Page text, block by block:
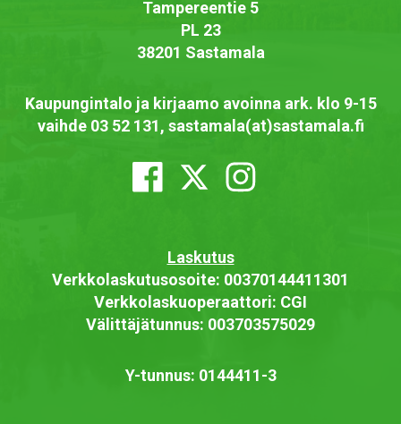
Tampereentie 5
PL 23
38201 Sastamala
Kaupungintalo ja kirjaamo avoinna ark. klo 9-15
vaihde 03 52 131, sastamala(at)sastamala.fi
Laskutus
Verkkolaskutusosoite: 00370144411301
Verkkolaskuoperaattori: CGI
Välittäjätunnus: 003703575029
Y-tunnus: 0144411-3